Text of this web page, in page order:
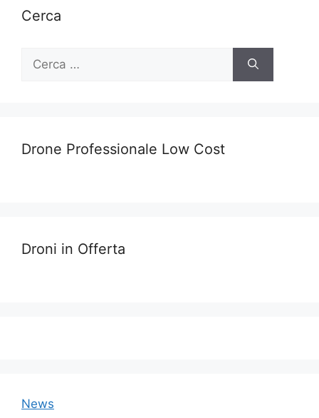
Cerca
Ricerca
Drone Professionale Low Cost
Droni in Offerta
News